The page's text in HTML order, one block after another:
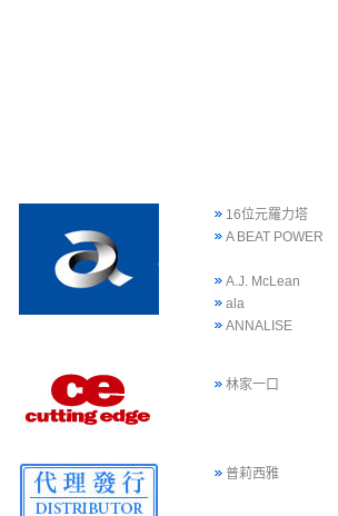
16位元羅力塔
A BEAT POWER
A.J. McLean
ala
ANNALISE
林家一口
普莉西雅